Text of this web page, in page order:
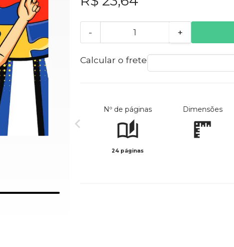
- +
Calcular o frete
Nº de páginas
24 páginas
Dimensões